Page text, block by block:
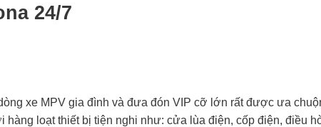
24/7
xe MPV gia đình và đưa đón VIP cỡ lớn rất được ưa
loạt thiết bị tiện nghi như: cửa lùa điện, cốp điện, điều